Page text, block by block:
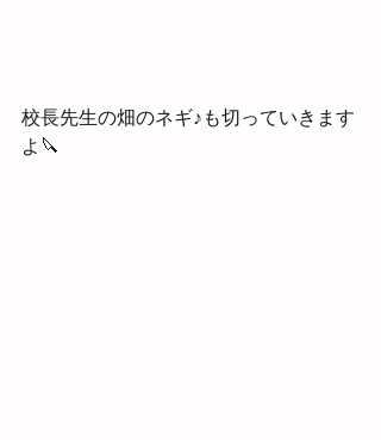
校長先生の畑のネギ♪も切っていきます
よ🔪